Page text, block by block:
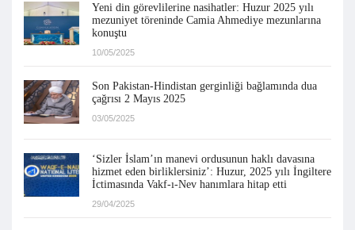
Yeni din görevlilerine nasihatler: Huzur 2025 yılı
mezuniyet töreninde Camia Ahmediye mezunlarına
konuştu
10/05/2025
Son Pakistan-Hindistan gerginliği bağlamında dua
çağrısı 2 Mayıs 2025
03/05/2025
‘Sizler İslam’ın manevi ordusunun haklı davasına
hizmet eden birliklersiniz’: Huzur, 2025 yılı İngiltere
İctimasında Vakf-ı-Nev hanımlara hitap etti
29/04/2025